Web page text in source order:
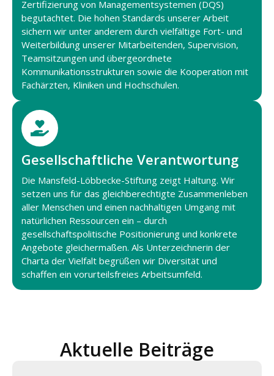
Zertifizierung von Managementsystemen (DQS)
begutachtet. Die hohen Standards unserer Arbeit
sichern wir unter anderem durch vielfältige Fort- und
Weiterbildung unserer Mitarbeitenden, Supervision,
Teamsitzungen und übergeordnete
Kommunikationsstrukturen sowie die Kooperation mit
Fachärzten, Kliniken und Hochschulen.
Gesellschaftliche Verantwortung
Die Mansfeld-Löbbecke-Stiftung zeigt Haltung. Wir
setzen uns für das gleichberechtigte Zusammenleben
aller Menschen und einen nachhaltigen Umgang mit
natürlichen Ressourcen ein – durch
gesellschaftspolitische Positionierung und konkrete
Angebote gleichermaßen. Als Unterzeichnerin der
Charta der Vielfalt begrüßen wir Diversität und
schaffen ein vorurteilsfreies Arbeitsumfeld.
Aktuelle Beiträge